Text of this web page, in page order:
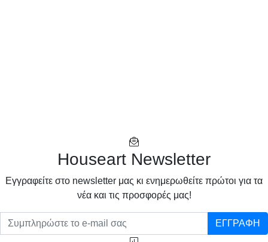
Houseart Newsletter
Eγγραφείτε στο newsletter μας κι ενημερωθείτε πρώτοι για τα
νέα και τις προσφορές μας!
ΕΓΓΡΑΦΗ